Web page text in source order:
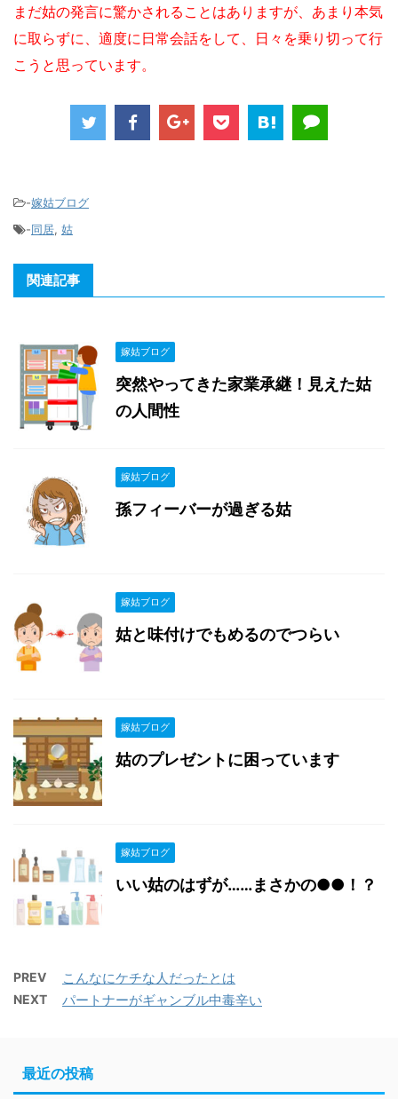
まだ姑の発言に驚かされることはありますが、あまり本気
に取らずに、適度に日常会話をして、日々を乗り切って行
こうと思っています。
-嫁姑ブログ
-同居, 姑
関連記事
嫁姑ブログ
突然やってきた家業承継！見えた姑
の人間性
嫁姑ブログ
孫フィーバーが過ぎる姑
嫁姑ブログ
姑と味付けでもめるのでつらい
嫁姑ブログ
姑のプレゼントに困っています
嫁姑ブログ
いい姑のはずが……まさかの●●！？
PREV こんなにケチな人だったとは
NEXT パートナーがギャンブル中毒辛い
最近の投稿